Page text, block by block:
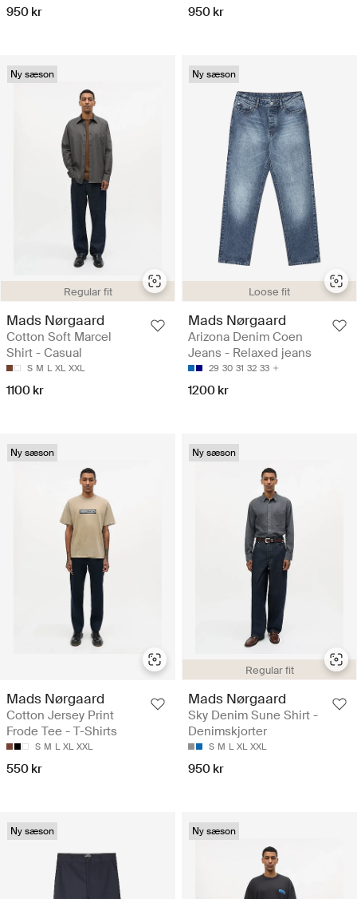
950 kr 950 kr
Regular fit
Ny sæson
Mads Nørgaard
Cotton Soft Marcel
Shirt - Casual
S M L XL XXL
1100 kr
Loose fit
Ny sæson
Mads Nørgaard
Arizona Denim Coen
Jeans - Relaxed jeans
29 30 31 32 33
1200 kr
Ny sæson
Mads Nørgaard
Cotton Jersey Print
Frode Tee - T-Shirts
S M L XL XXL
550 kr
Regular fit
Ny sæson
Mads Nørgaard
Sky Denim Sune Shirt -
Denimskjorter
S M L XL XXL
950 kr
Ny sæson Ny sæson